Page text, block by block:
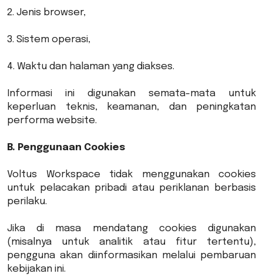
2. Jenis browser,
3. Sistem operasi,
4. Waktu dan halaman yang diakses.
Informasi ini digunakan semata-mata untuk
keperluan teknis, keamanan, dan peningkatan
performa website.
B. Penggunaan Cookies
Voltus Workspace tidak menggunakan cookies
untuk pelacakan pribadi atau periklanan berbasis
perilaku.
Jika di masa mendatang cookies digunakan
(misalnya untuk analitik atau fitur tertentu),
pengguna akan diinformasikan melalui pembaruan
kebijakan ini.